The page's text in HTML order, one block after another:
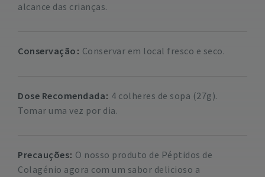
alcance das crianças.
Conservação Conservar em local fresco e seco.
Dose Recomendada 4 colheres de sopa (27g).
Tomar uma vez por dia.
Precauções O nosso produto de Péptidos de
Colagénio agora com um sabor delicioso a